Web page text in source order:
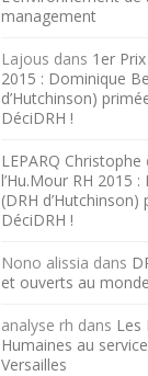
management
Lajous dans 1er
2015 : Dominique
d’Hutchinson)
DéciDRH !
LEPARQ Christophe
l’Hu.Mour RH 2015
(DRH
DéciDRH !
Nono alissia dans
et ouverts au
analyse rh dans Les
Humaines au
Versailles